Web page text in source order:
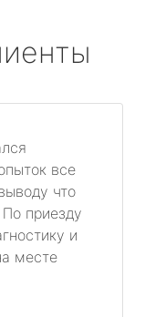
все
что
приезду
и
месте